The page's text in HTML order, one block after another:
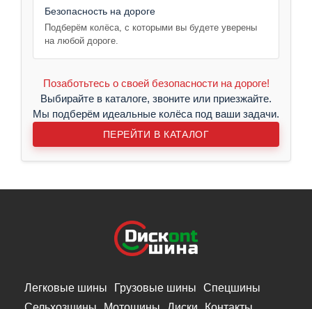
Безопасность на дороге
Подберём колёса, с которыми вы будете уверены
на любой дороге.
Позаботьтесь о своей безопасности на дороге!
Выбирайте в каталоге, звоните или приезжайте.
Мы подберём идеальные колёса под ваши задачи.
ПЕРЕЙТИ В КАТАЛОГ
Легковые шины Грузовые шины
Спецшины